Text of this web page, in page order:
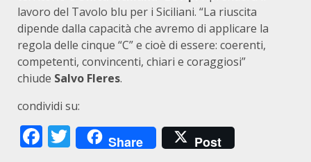
lavoro del Tavolo blu per i Siciliani. “La riuscita
dipende dalla capacità che avremo di applicare la
regola delle cinque “C” e cioè di essere: coerenti,
competenti, convincenti, chiari e coraggiosi”
chiude Salvo Fleres.
condividi su:
Facebook
Twitter
Share Post